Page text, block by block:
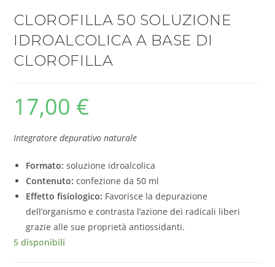
CLOROFILLA 50 SOLUZIONE
IDROALCOLICA A BASE DI
CLOROFILLA
17,00 €
Integratore depurativo naturale
Formato:soluzione idroalcolica
Contenuto: confezione da 50 ml
Effetto fisiologico: Favorisce la depurazione
dell’organismo e contrasta l’azione dei radicali liberi
grazie alle sue proprietà antiossidanti.​
5 disponibili